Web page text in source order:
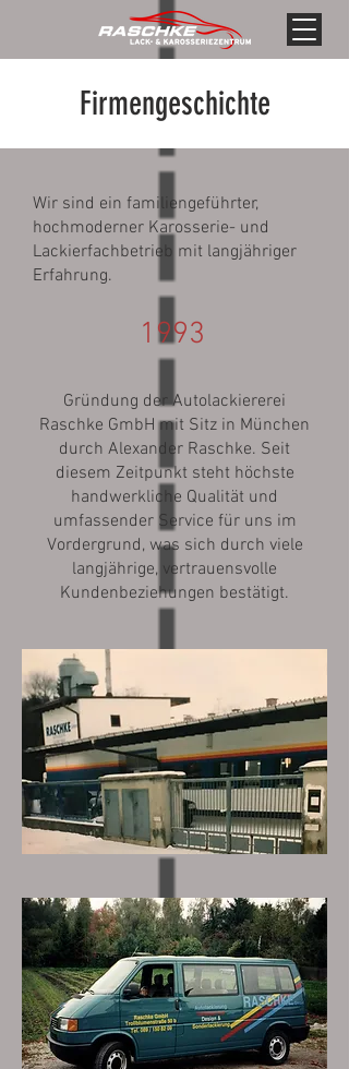
Firmengeschichte
Wir sind ein familiengeführter,
hochmoderner Karosserie- und
Lackierfachbetrieb mit langjähriger
Erfahrung.
1993
Gründung der Autolackiererei
Raschke GmbH mit Sitz in München
durch Alexander Raschke. Seit
diesem Zeitpunkt steht höchste
handwerkliche Qualität und
umfassender Service für uns im
Vordergrund, was sich durch viele
langjährige, vertrauensvolle
Kundenbeziehungen bestätigt.